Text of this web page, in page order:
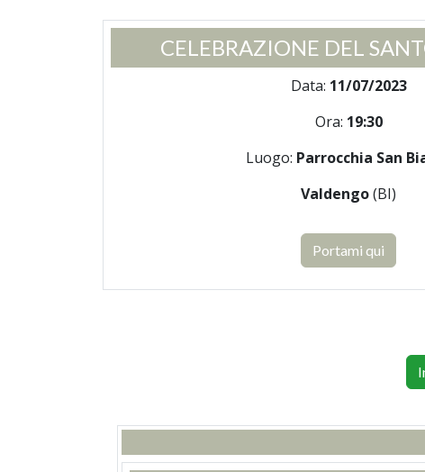
CELEBRAZIONE DEL
Data: 11/07/2023
Ora: 19:30
Luogo: Parrocchia San
Valdengo(BI)
Portami qui